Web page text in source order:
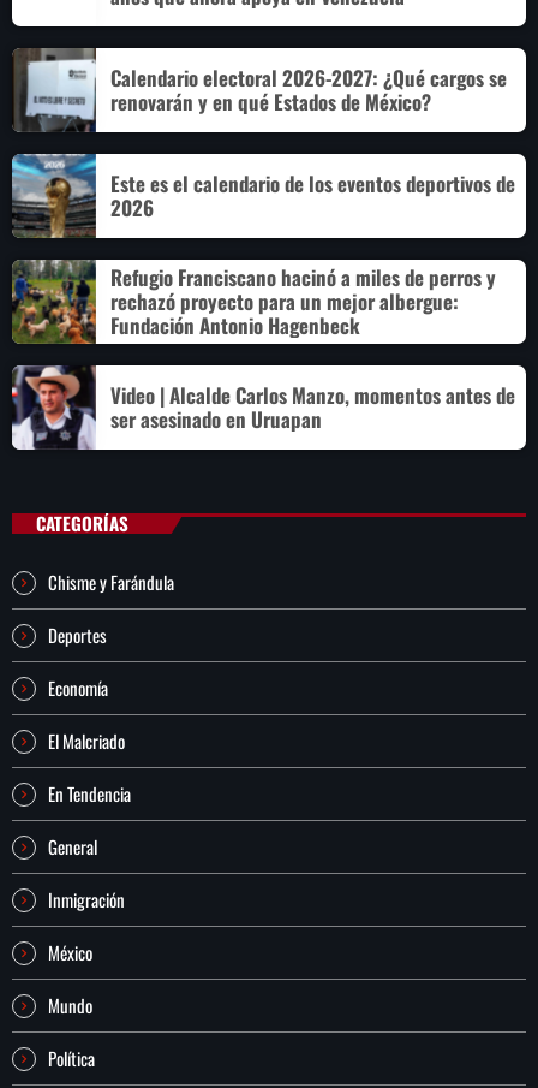
Calendario electoral 2026-2027: ¿Qué cargos se
renovarán y en qué Estados de México?
Este es el calendario de los eventos deportivos de
2026
Refugio Franciscano hacinó a miles de perros y
rechazó proyecto para un mejor albergue:
Fundación Antonio Hagenbeck
Video | Alcalde Carlos Manzo, momentos antes de
ser asesinado en Uruapan
CATEGORÍAS
Chisme y Farándula
Deportes
Economía
El Malcriado
En Tendencia
General
Inmigración
México
Mundo
Política